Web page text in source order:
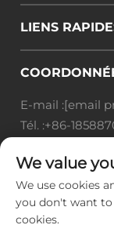
LIENS
E-mail :[email
Tél. :+86-
de Baiyun, ville
Guangdong
Droits d'auteur
We value
We use cookies
you don't want to
cookies.